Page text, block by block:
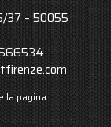
37 – 50055
la pagina